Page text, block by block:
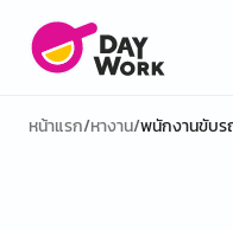
หน้าแรก/หางาน/พนักงานขับร